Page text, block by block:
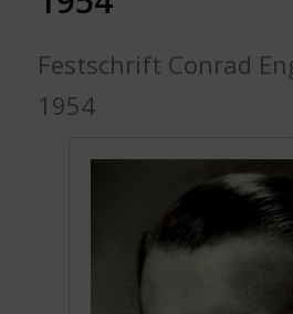
Festschrift Conrad
1954